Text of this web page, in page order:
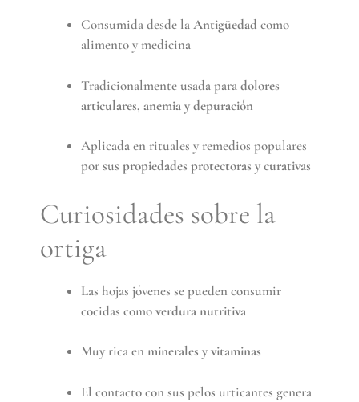
Consumida desde laAntigüedad como
alimento y medicina
Tradicionalmente usada paradolores
articulares, anemia y depuración
Aplicada en rituales y remedios populares
por sus propiedades protectoras y curativas
Curiosidades sobre la
ortiga
Las hojas jóvenes se pueden consumir
cocidas comoverdura nutritiva
Muy rica en minerales y vitaminas
El contacto con sus pelos urticantes genera